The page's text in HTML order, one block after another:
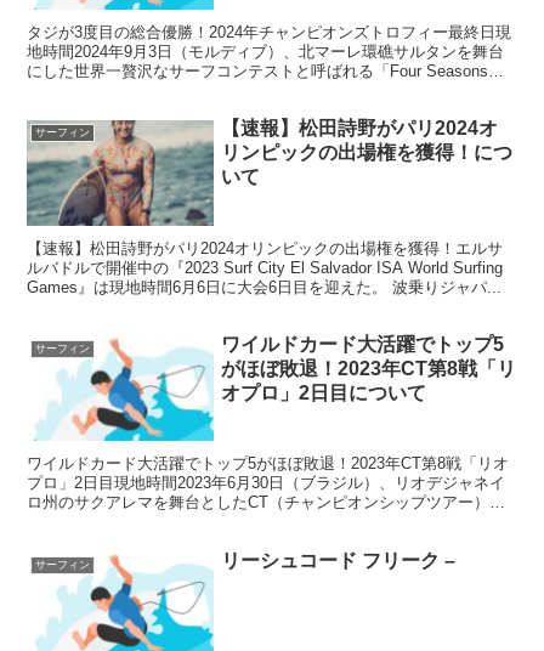
タジが3度目の総合優勝！2024年チャンピオンズトロフィー最終日現
地時間2024年9月3日（モルディブ）、北マーレ環礁サルタンを舞台
にした世界一贅沢なサーフコンテストと呼ばれる「Four Seasons
サーフィン
【速報】松田詩野がパリ2024オ
リンピックの出場権を獲得！につ
いて
【速報】松田詩野がパリ2024オリンピックの出場権を獲得！エルサ
ルバドルで開催中の『2023 Surf City El Salvador ISA World Surfing
Games』は現地時間6月6日に大会6日目を迎えた。 波乗りジャパ...
サーフィン
ワイルドカード大活躍でトップ5
がほぼ敗退！2023年CT第8戦「リ
オプロ」2日目について
ワイルドカード大活躍でトップ5がほぼ敗退！2023年CT第8戦「リオ
プロ」2日目現地時間2023年6月30日（ブラジル）、リオデジャネイ
ロ州のサクアレマを舞台としたCT（チャンピオンシップツアー）第8
サーフィン リーシュコード フリーク –